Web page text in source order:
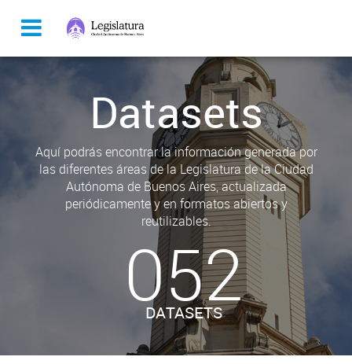
Datasets
Aquí podrás encontrar la información generada por
las diferentes áreas de la Legislatura de la Ciudad
Autónoma de Buenos Aires, actualizada
periódicamente y en formatos abiertos y
reutilizables.
052
DATASETS